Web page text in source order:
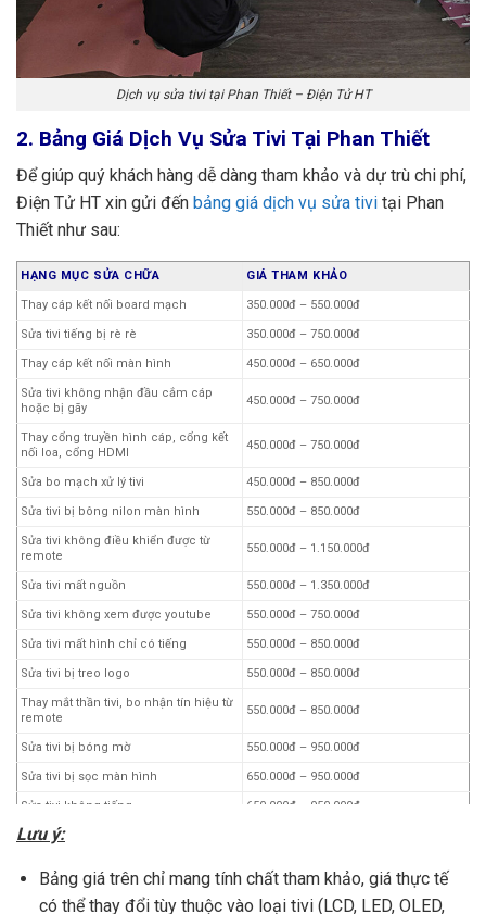
Dịch vụ sửa tivi tại Phan Thiết – Điện Tử HT
2. Bảng Giá Dịch Vụ Sửa Tivi Tại Phan Thiết
Để giúp quý khách hàng dễ dàng tham khảo và dự trù chi phí,
Điện Tử HT xin gửi đến bảng giá dịch vụ sửa tivi tại Phan
Thiết như sau:
HẠNG MỤC SỬA CHỮA GIÁ THAM KHẢO
Thay cáp kết nối board mạch 350.000đ – 550.000đ
Sửa tivi tiếng bị rè rè 350.000đ – 750.000đ
Thay cáp kết nối màn hình 450.000đ – 650.000đ
Sửa tivi không nhận đầu cắm cáp
hoặc bị gãy
450.000đ – 750.000đ
Thay cổng truyền hình cáp, cổng kết
nối loa, cổng HDMI
450.000đ – 750.000đ
Sửa bo mạch xử lý tivi 450.000đ – 850.000đ
Sửa tivi bị bông nilon màn hình 550.000đ – 850.000đ
Sửa tivi không điều khiển được từ
remote
550.000đ – 1.150.000đ
Sửa tivi mất nguồn 550.000đ – 1.350.000đ
Sửa tivi không xem được youtube 550.000đ – 750.000đ
Sửa tivi mất hình chỉ có tiếng 550.000đ – 850.000đ
Sửa tivi bị treo logo 550.000đ – 850.000đ
Thay mắt thần tivi, bo nhận tín hiệu từ
remote
550.000đ – 850.000đ
Sửa tivi bị bóng mờ 550.000đ – 950.000đ
Sửa tivi bị sọc màn hình 650.000đ – 950.000đ
Sửa tivi không tiếng 650.000đ – 950.000đ
Sửa tivi chập chờn, board bị ẩm
Sửa tivi hình ảnh chồng lên nhau 750.000đ – 1.250.000đ
Lưu ý:
Bảng giá trên chỉ mang tính chất tham khảo, giá thực tế
có thể thay đổi tùy thuộc vào loại tivi (LCD, LED, OLED,